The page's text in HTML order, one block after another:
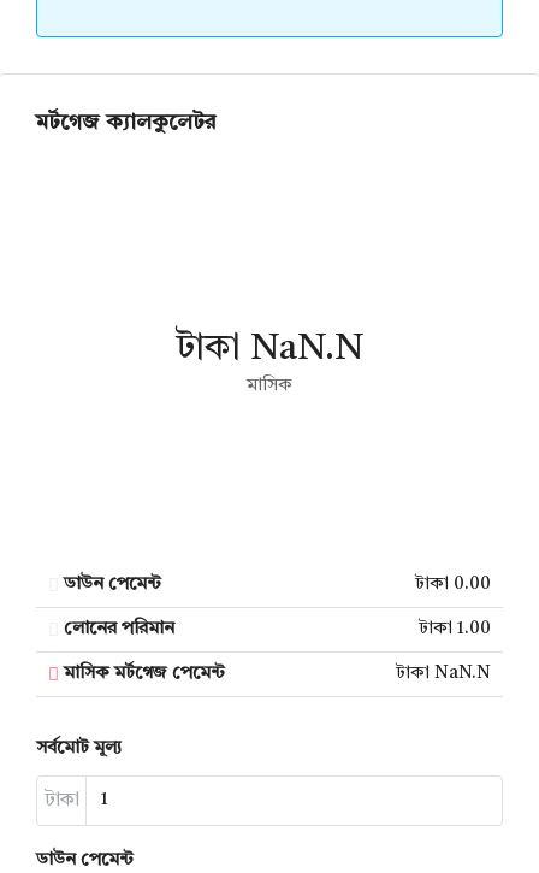
মর্টগেজ ক্যালকুলেটর
টাকা NaN.N
মাসিক
ডাউন পেমেন্ট টাকা 0.00
লোনের পরিমান টাকা 1.00
মাসিক মর্টগেজ পেমেন্ট টাকা NaN.N
সর্বমোট মূল্য
টাকা
ডাউন পেমেন্ট